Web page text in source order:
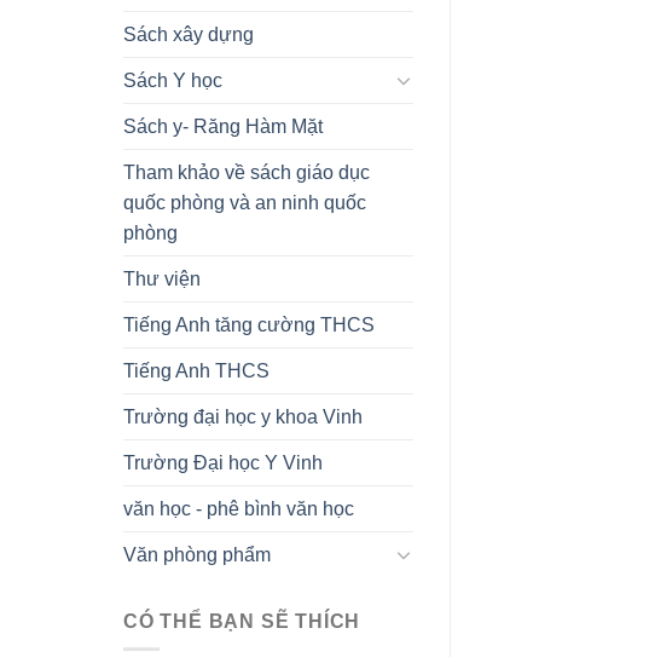
Sách xây dựng
Sách Y học
Sách y- Răng Hàm Mặt
Tham khảo về sách giáo dục
quốc phòng và an ninh quốc
phòng
Thư viện
Tiếng Anh tăng cường THCS
Tiếng Anh THCS
Trường đại học y khoa Vinh
Trường Đại học Y Vinh
văn học - phê bình văn học
Văn phòng phẩm
CÓ THỂ BẠN SẼ THÍCH